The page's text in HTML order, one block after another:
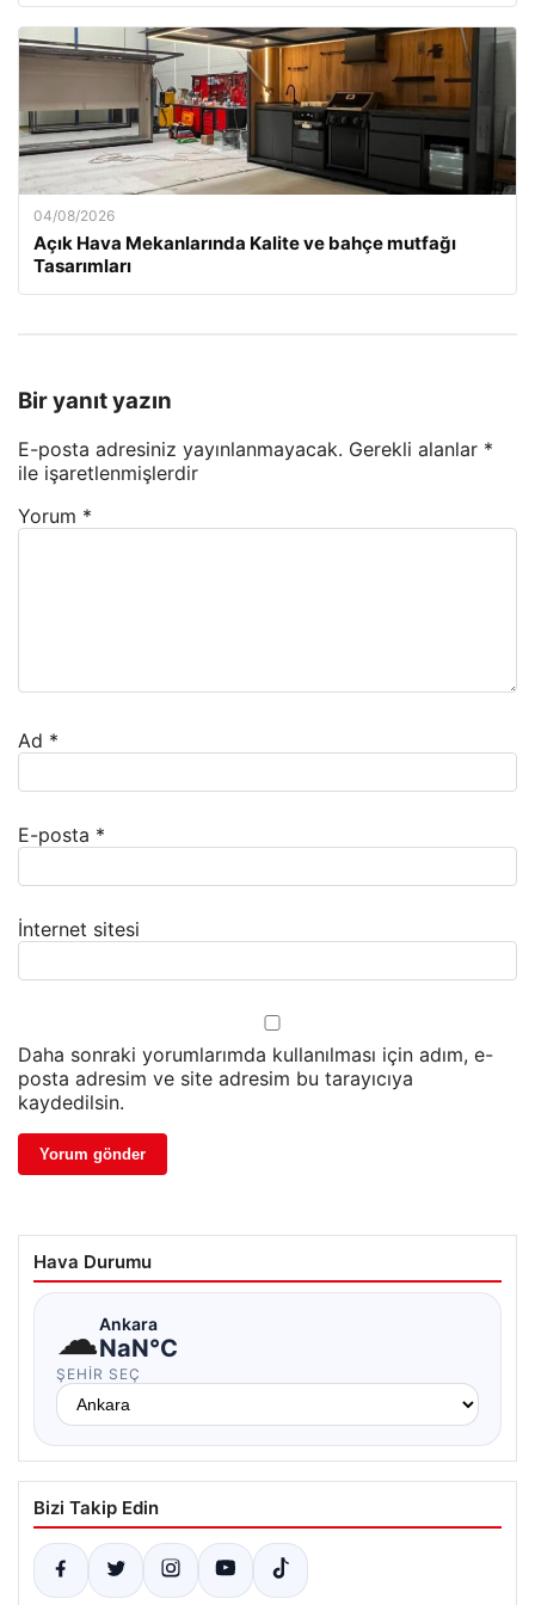
04/08/2026
Açık Hava Mekanlarında Kalite ve bahçe mutfağı
Tasarımları
Bir yanıt yazın
E-posta adresiniz yayınlanmayacak. Gerekli alanlar *
ile işaretlenmişlerdir
Yorum *
Ad *
E-posta *
İnternet sitesi
Daha sonraki yorumlarımda kullanılması için adım, e-
posta adresim ve site adresim bu tarayıcıya
kaydedilsin.
Hava Durumu
☁Ankara
NaN°C
ŞEHIR SEÇ
Bizi Takip Edin